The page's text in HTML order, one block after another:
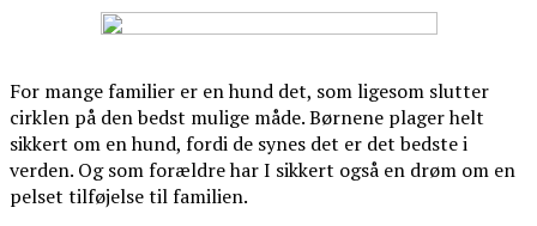
For mange familier er en hund det, som ligesom slutter
cirklen på den bedst mulige måde. Børnene plager helt
sikkert om en hund, fordi de synes det er det bedste i
verden. Og som forældre har I sikkert også en drøm om en
pelset tilføjelse til familien.